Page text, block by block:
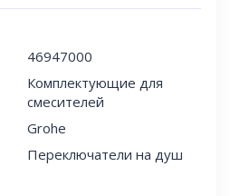
46947000
Комплектующие для
смесителей
Grohe
Переключатели на душ